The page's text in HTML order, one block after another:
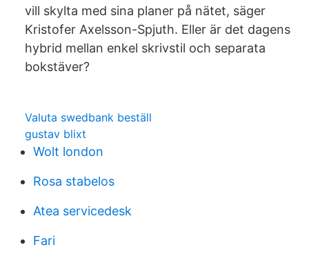
vill skylta med sina planer på nätet, säger
Kristofer Axelsson-Spjuth. Eller är det dagens
hybrid mellan enkel skrivstil och separata
bokstäver?
Valuta swedbank beställ
gustav blixt
Wolt london
Rosa stabelos
Atea servicedesk
Fari